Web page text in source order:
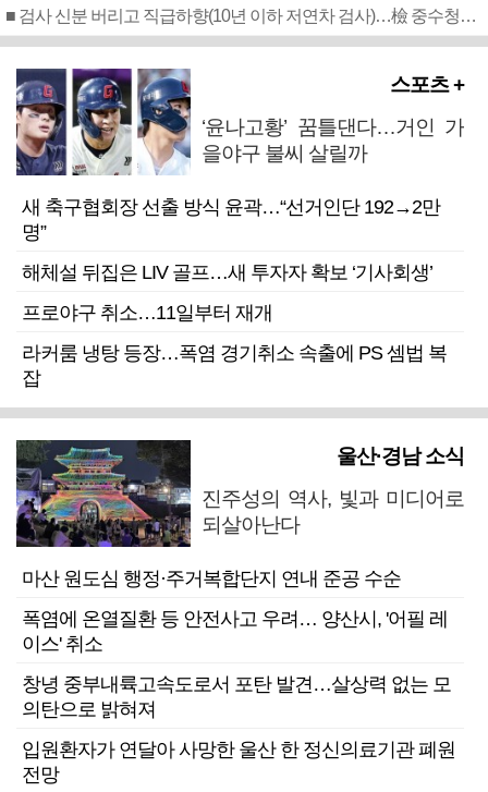
■ 검사 신분 버리고 직급하향(10년 이하 저연차 검사)…檢 중수청행 기피
스포츠 +
‘윤나고황’ 꿈틀댄다…거인 가
을야구 불씨 살릴까
새 축구협회장 선출 방식 윤곽…“선거인단 192→2만
명”
해체설 뒤집은 LIV 골프…새 투자자 확보 ‘기사회생’
프로야구 취소…11일부터 재개
라커룸 냉탕 등장…폭염 경기취소 속출에 PS 셈법 복
잡
울산·경남 소식
진주성의 역사, 빛과 미디어로
되살아난다
마산 원도심 행정·주거복합단지 연내 준공 수순
폭염에 온열질환 등 안전사고 우려… 양산시, '어필 레
이스' 취소
창녕 중부내륙고속도로서 포탄 발견…살상력 없는 모
의탄으로 밝혀져
입원환자가 연달아 사망한 울산 한 정신의료기관 폐원
전망